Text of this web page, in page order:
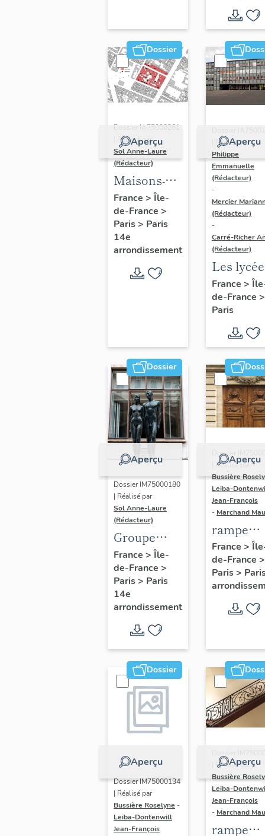
Dossier
Aperçu
Dossier IA75000261
| Réalisé par
Sol Anne-Laure
(Rédacteur)
Maisons-
immeubles
France > Île-
de-France >
Paris> Paris
14e
arrondissement
Aperçu
| Réalisé par
Philippe
Emmanuelle
(Rédacteur)
-
Mercier
(Rédacteur)
-
Carré-Richer
(Rédacteur)
Les
Jean-
Dondel
Roger
Dhuit
France >
de-France >
Paris
Dossier
Aperçu
Dossier IM75000180
| Réalisé par
Sol Anne-Laure
(Rédacteur)
Groupe
sculpté :
Les
Adolescents
France > Île-
de-France >
Paris> Paris
14e
arrondissement
Aperçu
Dossier
| Réalisé par
Bussière
Leiba-
Jean-François
- Marchand
rampe
d'appui,
escalier
l' hôtel
(non
France >
de-France >
Paris>
Dossier
Aperçu
Dossier IM75000134
| Réalisé par
Bussière Roselyne -
Leiba-Dontenwill
Jean-François
Aperçu
| Réalisé par
Bussière
Leiba-
Jean-François
- Marchand
rampe